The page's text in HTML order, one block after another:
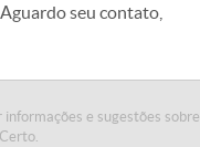
informações e sugestões sobre